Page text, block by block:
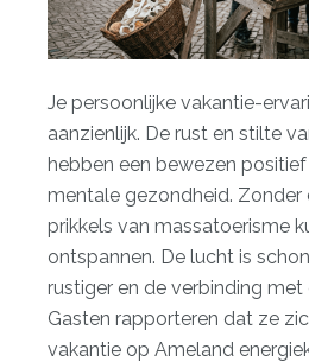
Je persoonlijke vakantie-
aanzienlijk. De rust en stilte
hebben een bewezen
mentale gezondheid.
prikkels van massatoerisme
ontspannen. De lucht is
rustiger en de verbinding met
Gasten rapporteren dat ze
vakantie op Ameland